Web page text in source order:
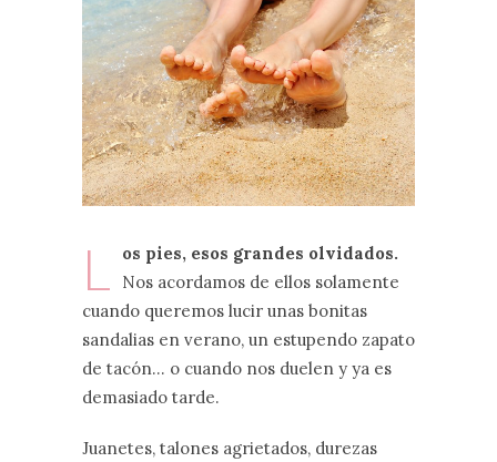
L
os pies, esos grandes olvidados.
Nos acordamos de ellos solamente
cuando queremos lucir unas bonitas
sandalias en verano, un estupendo zapato
de tacón… o cuando nos duelen y ya es
demasiado tarde.
Juanetes, talones agrietados, durezas